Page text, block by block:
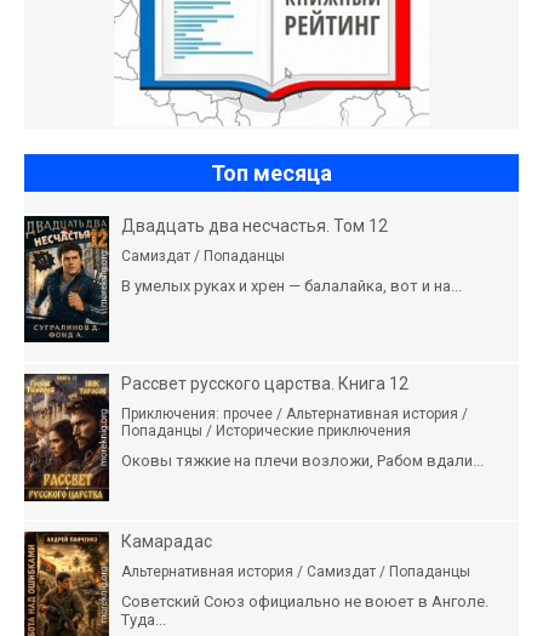
Топ месяца
Двадцать два несчастья. Том 12
Самиздат / Попаданцы
В умелых руках и хрен — балалайка, вот и на...
Рассвет русского царства. Книга 12
Приключения: прочее / Альтернативная история /
Попаданцы / Исторические приключения
Оковы тяжкие на плечи возложи, Рабом вдали...
Камарадас
Альтернативная история / Самиздат / Попаданцы
Советский Союз официально не воюет в Анголе.
Туда...